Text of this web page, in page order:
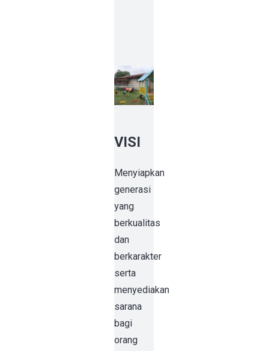
VISI
Menyiapkan
generasi
yang
berkualitas
dan
berkarakter
serta
menyediakan
sarana
bagi
orang